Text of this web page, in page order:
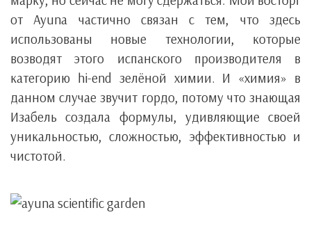
от Ayuna частично связан с тем, что здесь
использованы новые технологии, которые
возводят этого испанского производителя в
категорию hi-end зелёной химии. И «химия» в
данном случае звучит гордо, потому что знающая
Изабель создала формулы, удивляющие своей
уникальностью, сложностью, эффективностью и
чистотой.